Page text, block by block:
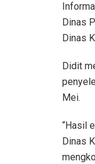
Dinas
Dinas
Didit
Mei.
“Hasil
Dinas